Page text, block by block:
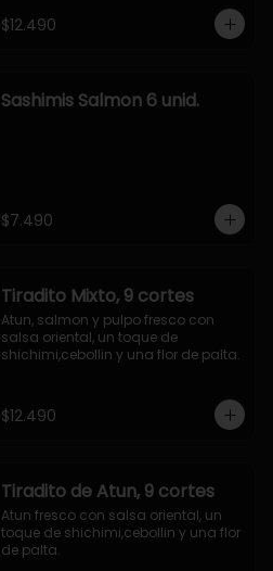
$12.490
Sashimis Salmon 6 unid.
$7.490
Tiradito Mixto, 9 cortes
Atun, salmon y pulpo fresco con
salsa oriental, un toque de
shichimi,cebollin y una flor de palta.
$12.490
Tiradito de Atun, 9 cortes
Atun fresco con salsa oriental, un
toque de shichimi,cebollin y una flor
de palta.